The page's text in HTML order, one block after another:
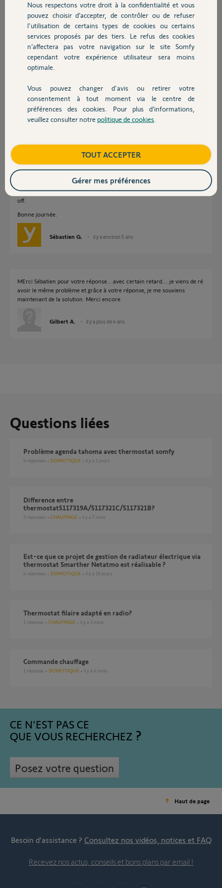
Chauffage
Autres produits
Devis avec un pro
Contact
Gilbert
Gilbert A.
il y a environ 5 ans
Participer au fil de discussion
Réponses
Bonjour Gilbert,
Cette fonction consiste à relancer automatiquement la chaudière
quelques minutes par semaine afin d'éviter qu'elle se bloque en période
d'absence de chauffage : en été ou lors de la mise à l'arrêt prolongé du
Apres vous pouvez également vérifier sur votre thermostat au niveau des
menus "expert" et "install" que la pompe est bien inactive et le PID sur
off.
Bonne journée.
Sébastien G. il y a environ 5 ans
MErci Sébatien pour votre réponse....avec certain retard.....je viens de ré
avoir le même problème et grâce à votre réponse, je me souviens
maintenant de la solution. Merci encore.
Gilbert A. il y a plus de 4 ans
Questions liées
Problème agenda tahoma avec thermostat somfy
4 réponses DOMOTIQUE il y a 2 jours
Difference entre
thermostat5117319A/5117321C/5117321B?
5 réponses CHAUFFAGE il y a 7 mois
Est-ce que ce projet de gestion de radiateur électrique via
thermostat Smarther Netatmo est réalisable ?
4 réponses DOMOTIQUE il y a 16 jours
Thermostat filaire adapté en radio?
1 réponse CHAUFFAGE il y a 3 mois
commande chauffage
1 réponse DOMOTIQUE il y a 4 mois
CE N'EST PAS CE
QUE VOUS RECHERCHEZ
Posez votre question
Haut de page
Besoin d’assistance ? Consultez nos vidéos, notices et FAQ
Recevez nos actus, conseils et bons plans par email !
Nous respectons votre droit à la confidentialité et vous
pouvez choisir d’accepter, de contrôler ou de refuser
l'utilisation de certains types de cookies ou certains
services proposés par des tiers. Le refus des cookies
n’affectera pas votre navigation sur le site Somfy
cependant votre expérience utilisateur sera moins
optimale.
Vous pouvez changer d'avis ou retirer votre
consentement à tout moment via le centre de
préférences des cookies. Pour plus d’informations,
veuillez consulter notre politique de cookies
TOUT ACCEPTER
Gérer mes préférences